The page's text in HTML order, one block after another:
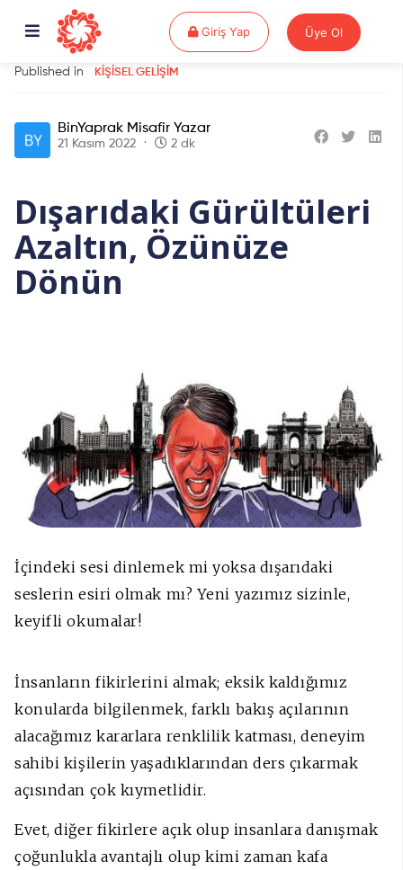
Giriş YapGiriş Yap Üye Ol
Published in KIŞISEL GELIŞIM
BinYaprak Misafir Yazar
21 Kasım 2022 2 dk
Dışarıdaki Gürültüleri
Azaltın, Özünüze
Dönün
İçindeki sesi dinlemek mi yoksa dışarıdaki
seslerin esiri olmak mı? Yeni yazımız sizinle,
keyifli okumalar!
İnsanların fikirlerini almak; eksik kaldığımız
konularda bilgilenmek, farklı bakış açılarının
alacağımız kararlara renklilik katması, deneyim
sahibi kişilerin yaşadıklarından ders çıkarmak
açısından çok kıymetlidir.
Evet, diğer fikirlere açık olup insanlara danışmak
çoğunlukla avantajlı olup kimi zaman kafa